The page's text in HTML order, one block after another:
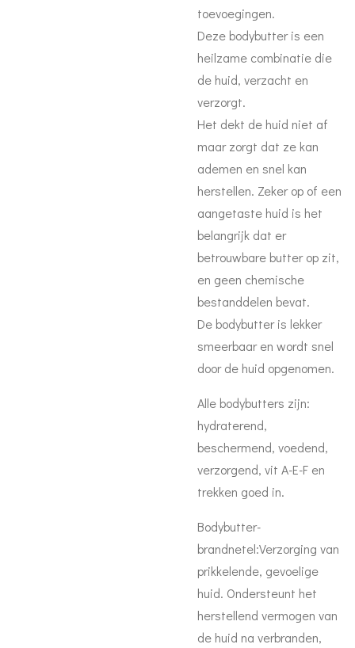
toevoegingen.
Deze bodybutter is een
heilzame combinatie die
de huid, verzacht en
verzorgt.
Het dekt de huid niet af
maar zorgt dat ze kan
ademen en snel kan
herstellen. Zeker op of een
aangetaste huid is het
belangrijk dat er
betrouwbare butter op zit,
en geen chemische
bestanddelen bevat.
De bodybutter is lekker
smeerbaar en wordt snel
door de huid opgenomen.
Alle bodybutters zijn:
hydraterend,
beschermend, voedend,
verzorgend, vit A-E-F en
trekken goed in.
Bodybutter-
brandnetel:Verzorging van
prikkelende, gevoelige
huid. Ondersteunt het
herstellend vermogen van
de huid na verbranden,